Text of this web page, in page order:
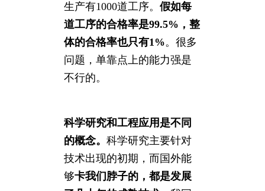
生产有1000道工序。 假如每
道工序的合格率是99.5%，整
体的合格率也只有1%。很多
问题，单靠点上的能力强是
不行的。
科学研究和工程应用是不同
的概念。 科学研究主要针对
技术出现的初期，而国外能
够卡我们脖子的，都是发展